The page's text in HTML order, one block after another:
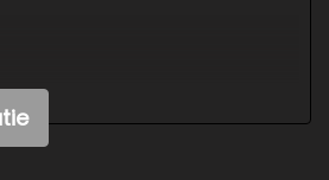
garantie is mogelijk tegen